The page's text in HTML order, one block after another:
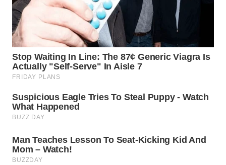
SUKABUMI
WN
PURWAKARTA
PRIANGAN
TIMUR
SEMARANG